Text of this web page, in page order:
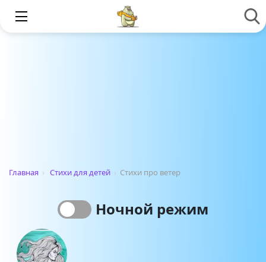
Главная › Стихи для детей › Стихи про ветер
Ночной режим